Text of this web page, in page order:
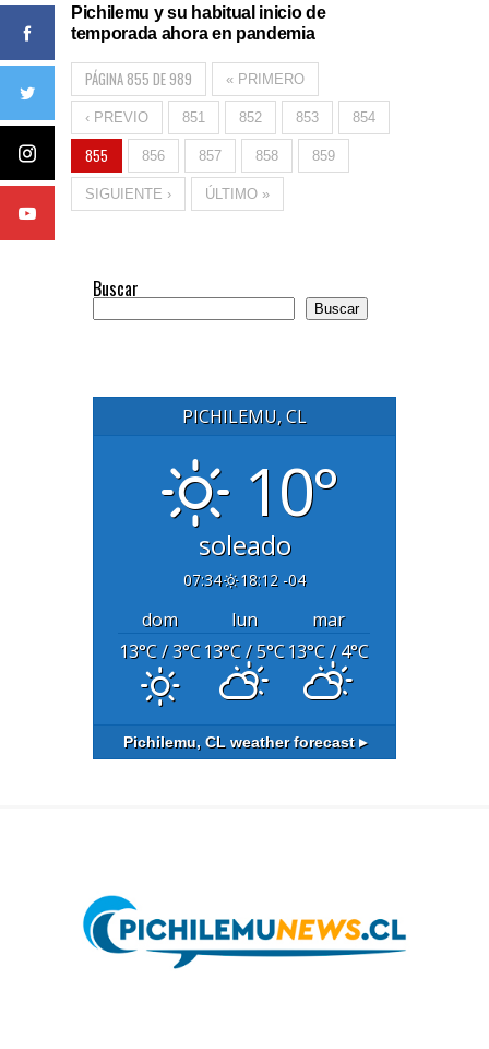
Pichilemu y su habitual inicio de
temporada ahora en pandemia
PÁGINA 855 DE 989 « PRIMERO
‹ PREVIO 851 852 853 854
855 856 857 858 859
SIGUIENTE › ÚLTIMO »
Buscar
Buscar
PICHILEMU, CL
10°
soleado
07:34 18:12 -04
dom lun
mar
13°C/ 3°C13°C/ 5°C13°C/ 4°C
Pichilemu, CL weather forecast ▸